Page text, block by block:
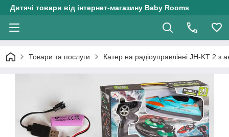
Дитячі товари від інтернет-магазину Baby Rooms
Товари та послуги Катер на радіоуправлінні JH-KT 2 з